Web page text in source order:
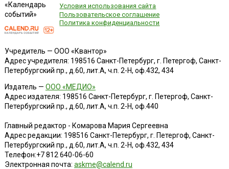
«Календарь
событий»
Условия использования сайта
Пользовательское соглашение
Политика конфиденциальности
Учредитель — ООО «Квантор»
Адрес учредителя: 198516 Санкт-Петербург, г. Петергоф, Санкт-
Петербургский пр., д.60, лит.А, ч.п. 2-Н, оф.432, 434
Издатель — ООО «МЕДИО»
Адрес издателя: 198516 Санкт-Петербург, г. Петергоф, Санкт-
Петербургский пр., д.60, лит.А, ч.п. 2-Н, оф.440
Главный редактор - Комарова Мария Сергеевна
Адрес редакции: 198516 Санкт-Петербург, г. Петергоф, Санкт-
Петербургский пр., д.60, лит.А, ч.п. 2-Н, оф.432, 434
Телефон:+7 812 640-06-60
Электронная почта: askme@calend.ru